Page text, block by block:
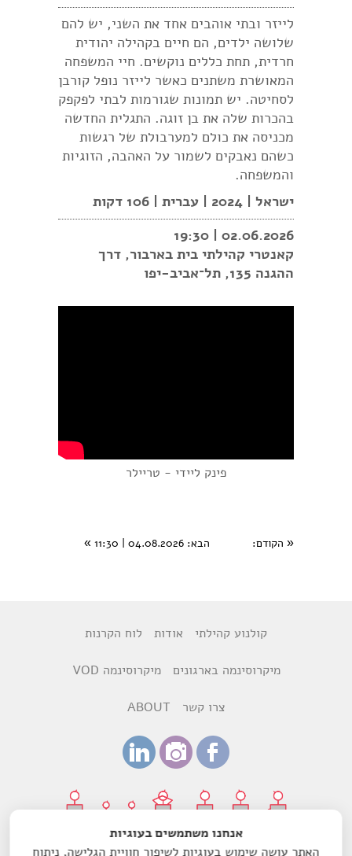
לייזר ובתי אוהבים אחד את השני, יש להם
שלושה ילדים, הם חיים בקהילה יהודית
חרדית, תחת כללים נוקשים. חיי המשפחה
המאושרת משתנים כאשר לייזר נופל קורבן
לסחיטה. יש תמונות שגורמות לבתי לפקפק
בהכרות שלה את בן זוגה. התגלית החדשה
מכניסה את כולם למערבולת של רגשות
כשהם נאבקים לשמור על האהבה, הזוגיות
והמשפחה.
ישראל | 2024 | עברית | 106 דקות
02.06.2026 | 19:30
קאנטרי קהילתי בית בארבור, דרך
ההגנה 135, תל־אביב-יפו
פינק ליידי - טריילר
« הקודם: הבא: 04.08.2026 | 11:30
»
קולנוע קהילתי אודות לוח הקרנות
מיקרוסינמה בארגונים מיקרוסינמה VOD
צרו קשר ABOUT
אנחנו משתמשים בעוגיות
האתר עושה שימוש בעוגיות לשיפור חוויית הגלישה, ניתוח